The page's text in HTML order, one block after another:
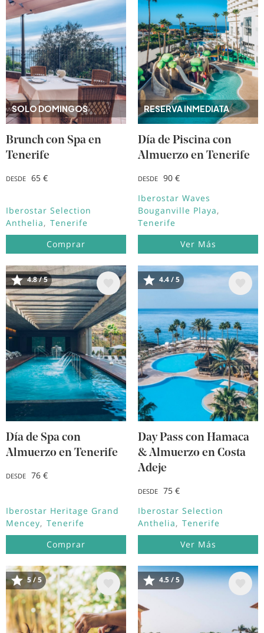
SOLO DOMINGOS
Brunch con Spa en
Tenerife
DESDE 65 €
Iberostar Selection
Anthelia
Tenerife
Comprar
RESERVA INMEDIATA
Día de Piscina con
Almuerzo en Tenerife
DESDE
90 €
Iberostar Waves
Bouganville Playa
Tenerife
Ver Más
Image
4.8 / 5
Día de Spa con
Almuerzo en Tenerife
DESDE 76 €
Iberostar Heritage Grand
Mencey
Tenerife
Comprar
Image
4.4 / 5
Day Pass con Hamaca
& Almuerzo en Costa
Adeje
DESDE
75 €
Iberostar Selection
Anthelia
Tenerife
Ver Más
Image
5 / 5
Image
4.5 / 5